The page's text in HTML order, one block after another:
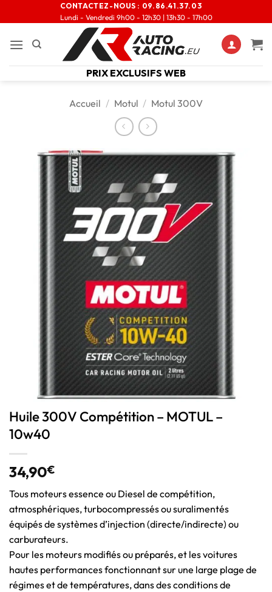
CONTACTEZ-NOUS : 09.86.41.37.03
Lundi - Vendredi 9h00 - 12h30 | 13h30 - 17h00
PRIX EXCLUSIFS WEB
Accueil / Motul / Motul 300V
Huile 300V Compétition – MOTUL –
10w40
34,90€
Tous moteurs essence ou Diesel de compétition,
atmosphériques, turbocompressés ou suralimentés
équipés de systèmes d’injection (directe/indirecte) ou
carburateurs.
Pour les moteurs modifiés ou préparés, et les voitures
hautes performances fonctionnant sur une large plage de
régimes et de températures, dans des conditions de